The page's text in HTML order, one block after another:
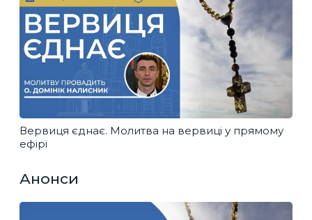
Вервиця єднає. Молитва на вервиці у прямому
ефірі
Анонси